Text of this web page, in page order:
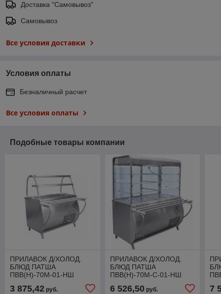
Доставка "Самовывоз"
Самовывоз
Все условия доставки
Условия оплаты
Безналичный расчет
Все условия оплаты
Подобные товары компании
ПРИЛАВОК Д/ХОЛОД.
БЛЮД ПАТША
ПВВ(Н)-70М-01-НШ
3 875,42 руб.
ПРИЛАВОК Д/ХОЛОД.
БЛЮД ПАТША
ПВВ(Н)-70М-С-01-НШ
6 526,50руб. 7